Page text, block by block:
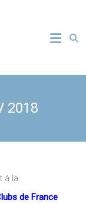
2018
à la
de France